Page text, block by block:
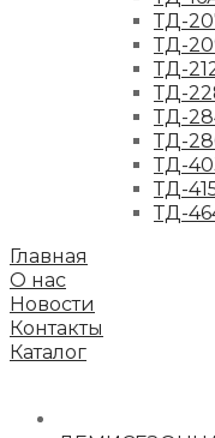
ТД-
ТД-
ТД-
ТД-
ТД-
ТД-
ТД-
ТД-
ТД-
Главная
О нас
Новости
Контакты
Каталог